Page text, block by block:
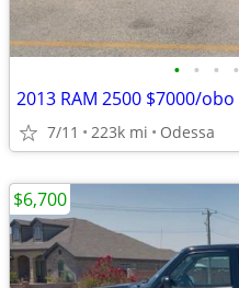
• • • •
2013 RAM 2500 $7000/obo
7/11 223k mi Odessa
$6,700